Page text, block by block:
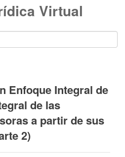
Virtual
Enfoque Integral de
de las
a partir de sus
2)